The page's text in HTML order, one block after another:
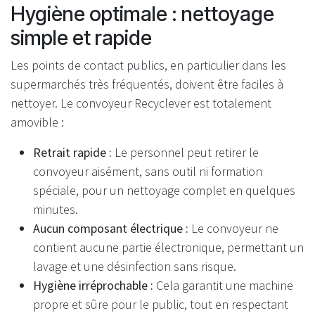
Hygiène optimale : nettoyage
simple et rapide
Les points de contact publics, en particulier dans les
supermarchés très fréquentés, doivent être faciles à
nettoyer. Le convoyeur Recyclever est totalement
amovible :
Retrait rapide : Le personnel peut retirer le
convoyeur aisément, sans outil ni formation
spéciale, pour un nettoyage complet en quelques
minutes.
Aucun composant électrique : Le convoyeur ne
contient aucune partie électronique, permettant un
lavage et une désinfection sans risque.
Hygiène irréprochable : Cela garantit une machine
propre et sûre pour le public, tout en respectant